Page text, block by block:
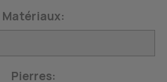
Matériaux:
Pierres: